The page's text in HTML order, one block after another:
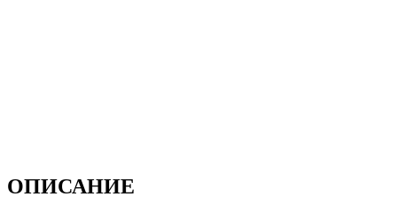
ОПИСАНИЕ